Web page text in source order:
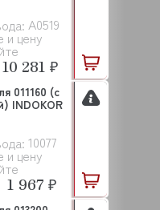
A0519
и цену
10 281 ₽
10077
и цену
011160 (с
INDOKOR
1 967 ₽